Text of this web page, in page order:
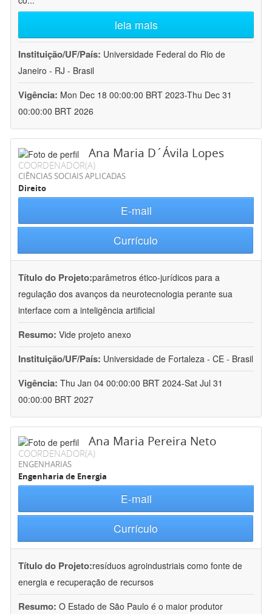
leia mais
Instituição/UF/País: Universidade Federal do Rio de
Janeiro - RJ - Brasil
Vigência: Mon Dec 18 00:00:00 BRT 2023-Thu Dec 31
00:00:00 BRT 2026
Ana Maria D´Ávila Lopes
COORDENADOR(A)
CIÊNCIAS SOCIAIS APLICADAS
Direito
E-mail
Currículo
Título do Projeto:parâmetros ético-jurídicos para a
regulação dos avanços da neurotecnologia perante sua
interface com a inteligência artificial
Resumo: Vide projeto anexo
Instituição/UF/País: Universidade de Fortaleza - CE - Brasil
Vigência: Thu Jan 04 00:00:00 BRT 2024-Sat Jul 31
00:00:00 BRT 2027
Ana Maria Pereira Neto
COORDENADOR(A)
ENGENHARIAS
Engenharia de Energia
E-mail
Currículo
Título do Projeto:resíduos agroindustriais como fonte de
energia e recuperação de recursos
Resumo: O Estado de São Paulo é o maior produtor